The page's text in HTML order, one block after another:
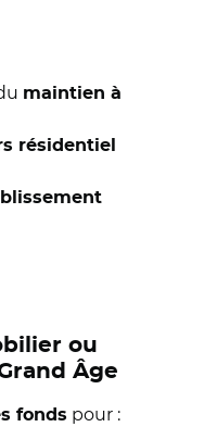
maintien à
résidentiel
ou
Âge
fonds pour :